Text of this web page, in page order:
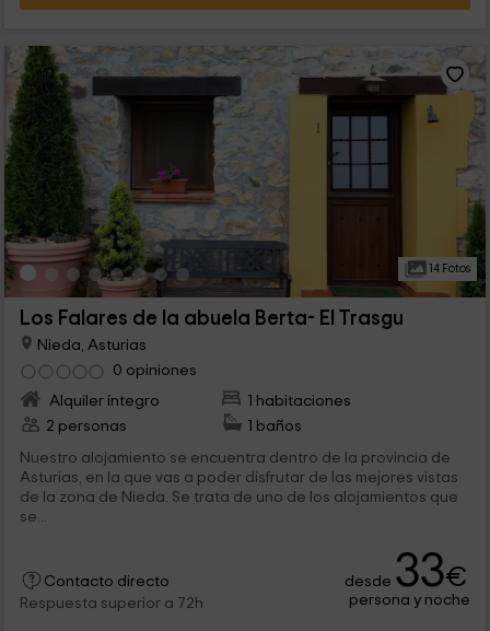
14 Fotos
Los Falares de la abuela Berta- El Trasgu
Nieda, Asturias
0 opiniones
Alquiler íntegro
1 habitaciones
2 personas
1 baños
Nuestro alojamiento se encuentra dentro de la provincia de
Asturias, en la que vas a poder disfrutar de las mejores vistas
de la zona de Nieda. Se trata de uno de los alojamientos que
se...
Contacto directo
Respuesta superior a 72h
desde 33€
persona y noche